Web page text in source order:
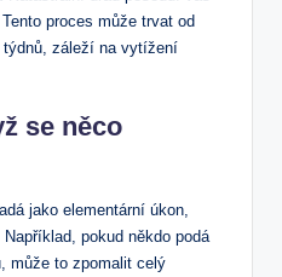
proces může trvat od
záleží⁤ na vytížení
se něco
jako ‍elementární úkon,
pokud někdo‌ podá
může⁣ to zpomalit​ celý